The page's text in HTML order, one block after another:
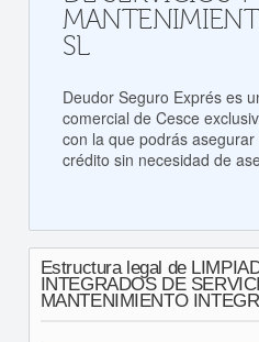
SL
Deudor Seguro Exprés es
comercial de Cesce
con la que podrás
crédito sin necesidad de
Estructura legal de
INTEGRADOS DE
MANTENIMIENTO